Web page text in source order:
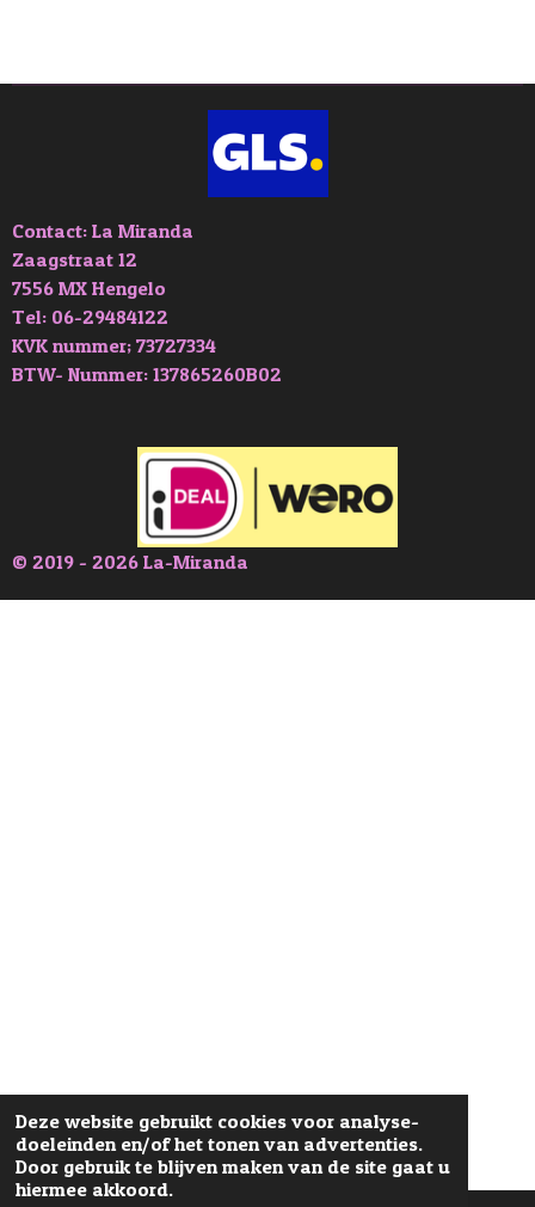
Deze website gebruikt cookies voor analyse-
doeleinden en/of het tonen van advertenties.
Door gebruik te blijven maken van de site gaat u
hiermee akkoord.
Contact: La Miranda
Zaagstraat 12
7556 MX Hengelo
Tel: 06-29484122
KVK nummer; 73727334
BTW- Nummer: 137865260B02
© 2019 - 2026 La-Miranda